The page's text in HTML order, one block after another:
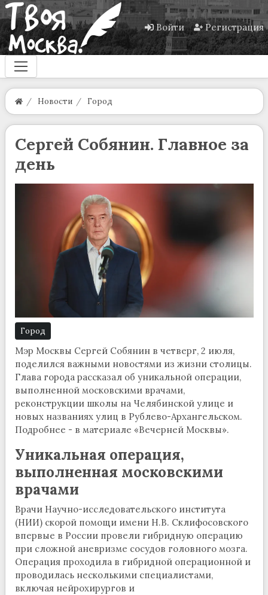
Войти Регистрация
Новости Город
Сергей Собянин. Главное за
день
Город
Мэр Москвы Сергей Собянин в четверг, 2 июля,
поделился важными новостями из жизни столицы.
Глава города рассказал об уникальной операции,
выполненной московскими врачами,
реконструкции школы на Челябинской улице и
новых названиях улиц в Рублево-Архангельском.
Подробнее - в материале «Вечерней Москвы».
Уникальная операция,
выполненная московскими
врачами
Врачи Научно-исследовательского института
(НИИ) скорой помощи имени Н.В. Склифосовского
впервые в России провели гибридную операцию
при сложной аневризме сосудов головного мозга.
Операция проходила в гибридной операционной и
проводилась несколькими специалистами,
включая нейрохирургов и